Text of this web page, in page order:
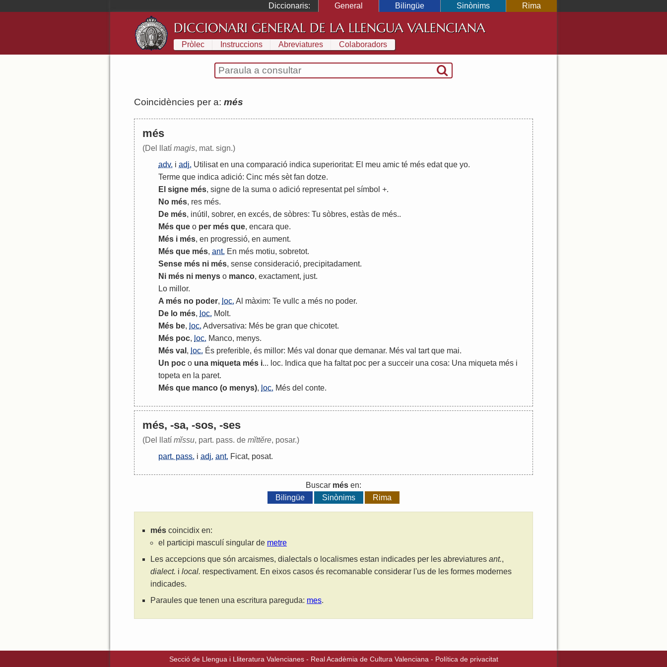
Diccionaris: General Bilingüe Sinònims Rima
DICCIONARI GENERAL DE LA LLENGUA VALENCIANA
Pròlec Instruccions Abreviatures Colaboradors
Coincidències per a: més
més
(Del llatí magis, mat. sign.)
adv. i adj. Utilisat en una comparació indica superioritat: El meu amic té més edat que yo.
Terme que indica adició: Cinc més sèt fan dotze.
El signe més, signe de la suma o adició representat pel símbol +.
No més, res més.
De més, inútil , sobrer, en excés, de sòbres: Tu sòbres, estàs de més..
Més que o per més que, encara que.
Més i més, en progressió, en aument.
Més que més, ant. En més motiu, sobretot.
Sense més ni més, sense consideració, precipitadament.
Ni més ni menys o manco, exactament, just.
Lo millor.
A més no poder, loc. Al màxim: Te vullc a més no poder.
De lo més, loc. Molt.
Més be, loc. Adversativa: Més be gran que chicotet.
Més poc, loc. Manco, menys.
Més val , loc. És preferible, és millor: Més val donar que demanar. Més val tart que mai.
Un poc o una miqueta més i... loc. Indica que ha faltat poc per a succeir una cosa: Una miqueta més i
topeta en la paret.
Més que manco (o menys), loc. Més del conte.
més, -sa, -sos, -ses
(Del llatí mĭssu, part. pass. de mĭttĕre, posar.)
part. pass. i adj. ant. Ficat, posat.
Buscar més en:
Bilingüe
Sinònims Rima
més coincidix en:
el participi masculí singular de metre
Les accepcions que són arcaismes, dialectals o localismes estan indicades per les abreviatures ant.,
dialect. i local. respectivament. En eixos casos és recomanable considerar l'us de les formes modernes
indicades.
Paraules que tenen una escritura pareguda: mes.
Secció de Llengua i Lliteratura Valencianes- Real Acadèmia de Cultura Valenciana- Política de privacitat